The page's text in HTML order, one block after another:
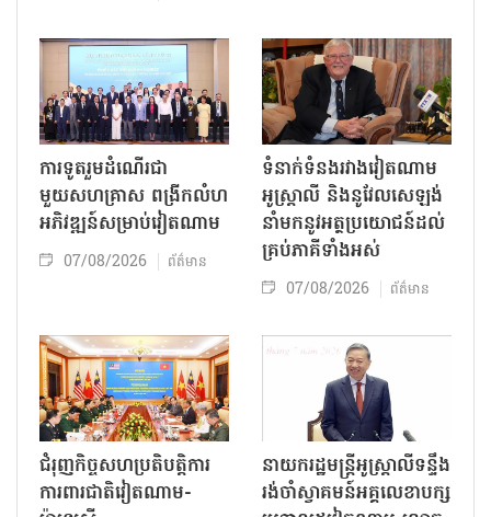
ការទូតរួមដំណើរជា
មួយសហគ្រាស ពង្រីកលំហ
អភិវឌ្ឍន៍សម្រាប់វៀតណាម
07/08/2026 ព័ត៌មាន
ទំនាក់ទំនងរវាងវៀតណាម
អូស្ត្រាលី និងនូវែលសេឡង់
នាំមកនូវអត្ថប្រយោជន៍ដល់
គ្រប់ភាគីទាំងអស់
07/08/2026 ព័ត៌មាន
ជំរុញកិច្ចសហប្រតិបត្តិការ
ការពារជាតិវៀតណាម-
នាយករដ្ឋមន្ត្រីអូស្ត្រាលីទន្ទឹង
រង់ចាំស្វាគមន៍អគ្គលេខាបក្ស